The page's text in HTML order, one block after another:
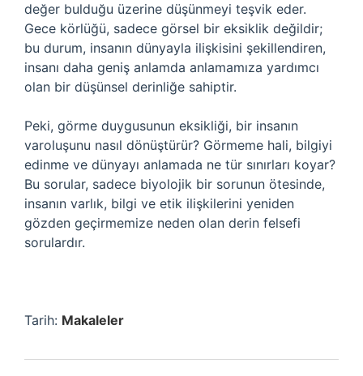
değer bulduğu üzerine düşünmeyi teşvik eder.
Gece körlüğü, sadece görsel bir eksiklik değildir;
bu durum, insanın dünyayla ilişkisini şekillendiren,
insanı daha geniş anlamda anlamamıza yardımcı
olan bir düşünsel derinliğe sahiptir.
Peki, görme duygusunun eksikliği, bir insanın
varoluşunu nasıl dönüştürür? Görmeme hali, bilgiyi
edinme ve dünyayı anlamada ne tür sınırları koyar?
Bu sorular, sadece biyolojik bir sorunun ötesinde,
insanın varlık, bilgi ve etik ilişkilerini yeniden
gözden geçirmemize neden olan derin felsefi
sorulardır.
Tarih: Makaleler